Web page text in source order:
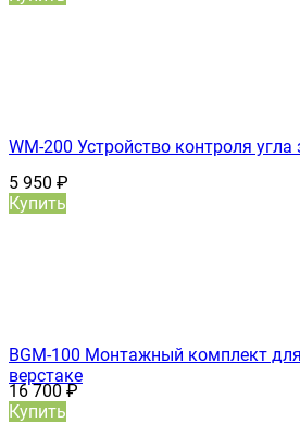
WM-200 Устройство контроля угла
5 950 ₽
Купить
BGM-100 Монтажный комплект
верстаке
16 700₽
Купить